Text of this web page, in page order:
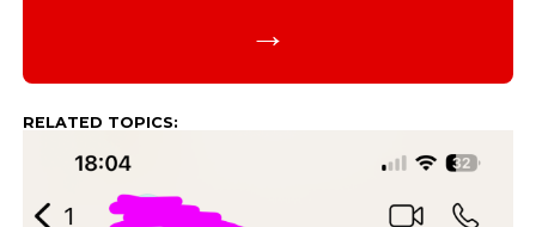
→
RELATED TOPICS: